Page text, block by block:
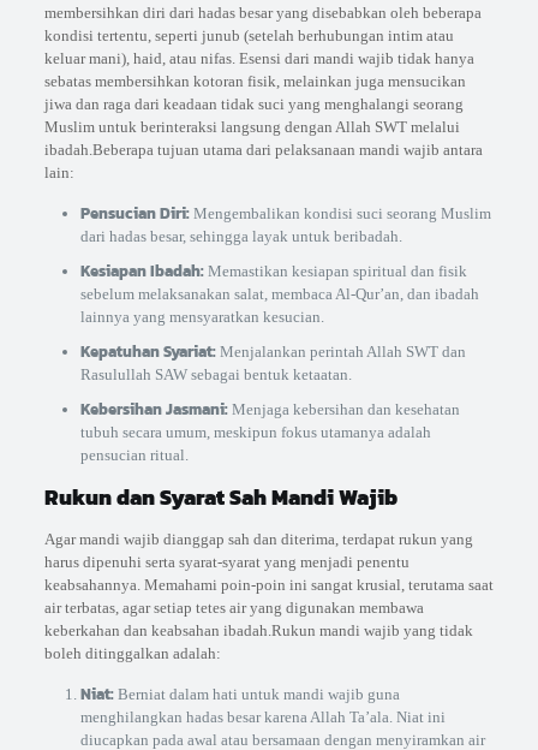
membersihkan diri dari hadas besar yang disebabkan oleh beberapa
kondisi tertentu, seperti junub (setelah berhubungan intim atau
keluar mani), haid, atau nifas. Esensi dari mandi wajib tidak hanya
sebatas membersihkan kotoran fisik, melainkan juga mensucikan
jiwa dan raga dari keadaan tidak suci yang menghalangi seorang
Muslim untuk berinteraksi langsung dengan Allah SWT melalui
ibadah.Beberapa tujuan utama dari pelaksanaan mandi wajib antara
lain:
Pensucian Diri:Mengembalikan kondisi suci seorang Muslim
dari hadas besar, sehingga layak untuk beribadah.
Kesiapan Ibadah:Memastikan kesiapan spiritual dan fisik
sebelum melaksanakan salat, membaca Al-Qur’an, dan ibadah
lainnya yang mensyaratkan kesucian.
Kepatuhan Syariat:Menjalankan perintah Allah SWT dan
Rasulullah SAW sebagai bentuk ketaatan.
Kebersihan Jasmani:Menjaga kebersihan dan kesehatan
tubuh secara umum, meskipun fokus utamanya adalah
pensucian ritual.
Rukun dan Syarat Sah Mandi Wajib
Agar mandi wajib dianggap sah dan diterima, terdapat rukun yang
harus dipenuhi serta syarat-syarat yang menjadi penentu
keabsahannya. Memahami poin-poin ini sangat krusial, terutama saat
air terbatas, agar setiap tetes air yang digunakan membawa
keberkahan dan keabsahan ibadah.Rukun mandi wajib yang tidak
boleh ditinggalkan adalah:
Niat:Berniat dalam hati untuk mandi wajib guna
menghilangkan hadas besar karena Allah Ta’ala. Niat ini
diucapkan pada awal atau bersamaan dengan menyiramkan air